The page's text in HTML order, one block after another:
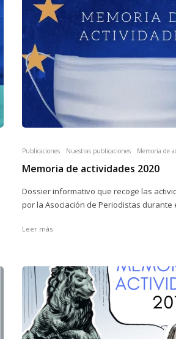
Publicaciones Nuestras publicaciones Memoria de
Memoria de actividades 2020
Dossier informativo que recoge las
por la Asociación de Periodistas durante
Leer más